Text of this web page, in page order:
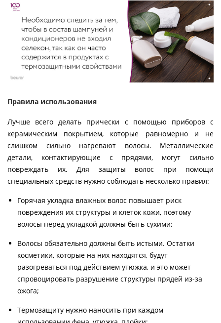
Правила использования
Лучше всего делать прически с помощью приборов с
керамическим покрытием, которые равномерно и не
слишком сильно нагревают волосы. Металлические
детали, контактирующие с прядями, могут сильно
повреждать их. Для защиты волос при помощи
специальных средств нужно соблюдать несколько правил:
Горячая укладка влажных волос повышает риск
повреждения их структуры и клеток кожи, поэтому
волосы перед укладкой должны быть сухими;
Волосы обязательно должны быть истыми. Остатки
косметики, которые на них находятся, будут
разогреваться под действием утюжка, и это может
спровоцировать разрушение структуры прядей из-за
ожога;
Термозащиту нужно наносить при каждом